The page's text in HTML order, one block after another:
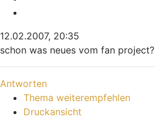
12.02.2007, 20:35
schon was neues vom fan project?
Nach oben
Antworten
Thema weiterempfehlen
Druckansicht